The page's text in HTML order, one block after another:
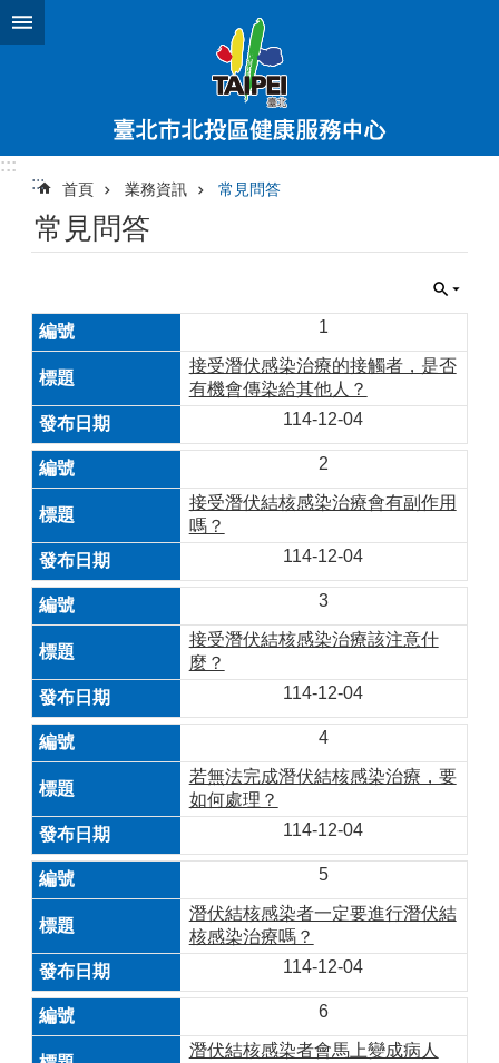
跳到主要內容區塊
:::
:::
首頁 業務資訊 常見問答
常見問答
1
接受潛伏感染治療的接觸者，是否
有機會傳染給其他人？
114-12-04
2
接受潛伏結核感染治療會有副作用
嗎？
114-12-04
3
接受潛伏結核感染治療該注意什
麼？
114-12-04
4
若無法完成潛伏結核感染治療，要
如何處理？
114-12-04
5
潛伏結核感染者一定要進行潛伏結
核感染治療嗎？
114-12-04
6
潛伏結核感染者會馬上變成病人